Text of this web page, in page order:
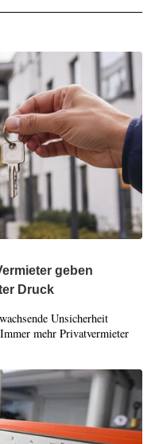
geben
Druck
Unsicherheit
mehr Privatvermieter